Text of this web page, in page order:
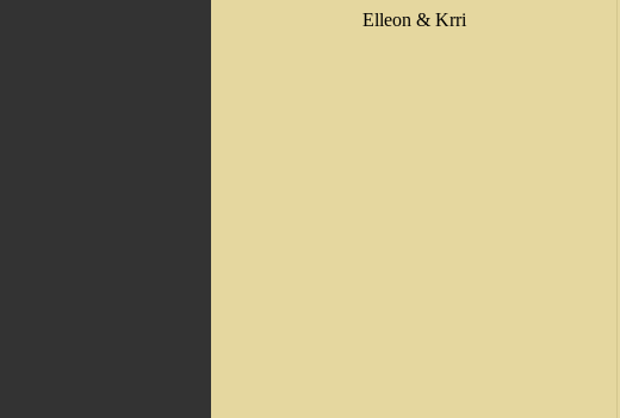
Elleon & Krri